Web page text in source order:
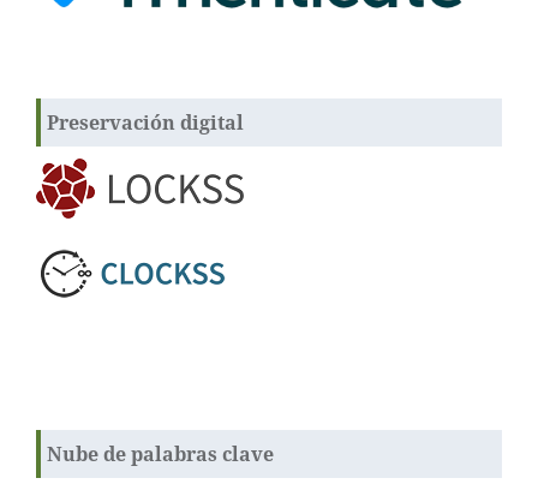
Preservación digital
Nube de palabras clave